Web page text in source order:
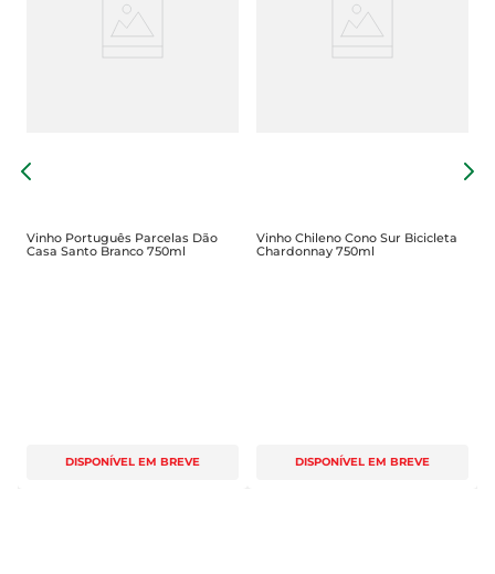
Vinho Português Parcelas Dão
Casa Santo Branco 750ml
DISPONÍVEL EM BREVE
Vinho Chileno Cono Sur Bicicleta
Chardonnay 750ml
DISPONÍVEL EM BREVE